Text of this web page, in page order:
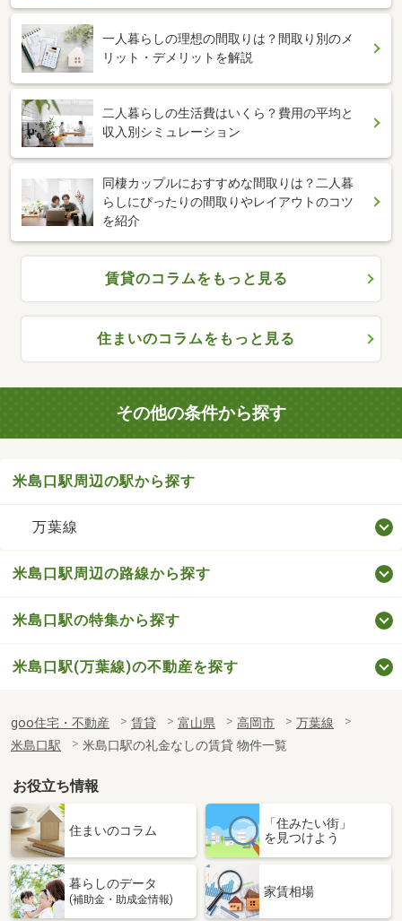
一人暮らしの理想の間取りは？間取り別のメ
リット・デメリットを解説
二人暮らしの生活費はいくら？費用の平均と
収入別シミュレーション
同棲カップルにおすすめな間取りは？二人暮
らしにぴったりの間取りやレイアウトのコツ
を紹介
賃貸のコラムをもっと見る
住まいのコラムをもっと見る
その他の条件から探す
米島口駅周辺の駅から探す
万葉線
米島口駅周辺の路線から探す
米島口駅の特集から探す
米島口駅(万葉線)の不動産を探す
goo住宅・不動産 賃貸 富山県 高岡市
万葉線
米島口駅
米島口駅の礼金なしの賃貸 物件一覧
お役立ち情報
住まいのコラム
「住みたい街」
を見つけよう
暮らしのデータ
(補助金・助成金情報)
家賃相場